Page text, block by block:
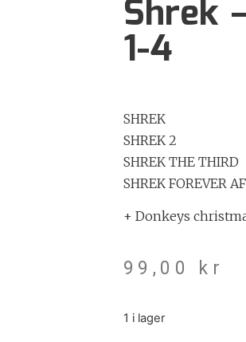
Shrek
1-4
SHREK
SHREK 2
SHREK THE THIRD
SHREK FOREVER
+ Donkeys
99,00 kr
1 i lager